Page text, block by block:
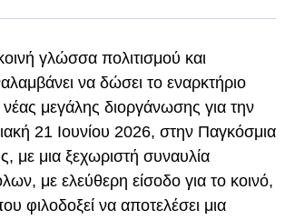
γλώσσα πολιτισμού και
να δώσει το εναρκτήριο
μεγάλης διοργάνωσης για την
21 Ιουνίου 2026, στην Παγκόσμια
με μια ξεχωριστή συναυλία
με ελεύθερη είσοδο για το κοινό,
φιλοδοξεί να αποτελέσει μια